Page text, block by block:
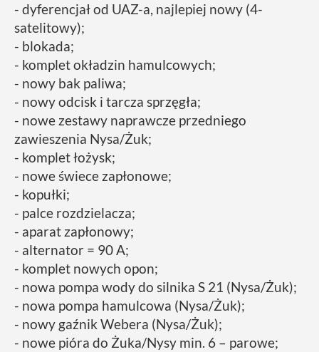
- dyferencjał od UAZ-a, najlepiej nowy (4-
satelitowy);
- blokada;
- komplet okładzin hamulcowych;
- nowy bak paliwa;
- nowy odcisk i tarcza sprzęgła;
- nowe zestawy naprawcze przedniego
zawieszenia Nysa/Żuk;
- komplet łożysk;
- nowe świece zapłonowe;
- kopułki;
- palce rozdzielacza;
- aparat zapłonowy;
- alternator = 90 A;
- komplet nowych opon;
- nowa pompa wody do silnika S 21 (Nysa/Żuk);
- nowa pompa hamulcowa (Nysa/Żuk);
- nowy gaźnik Webera (Nysa/Żuk);
- nowe pióra do Żuka/Nysy min. 6 – parowe;